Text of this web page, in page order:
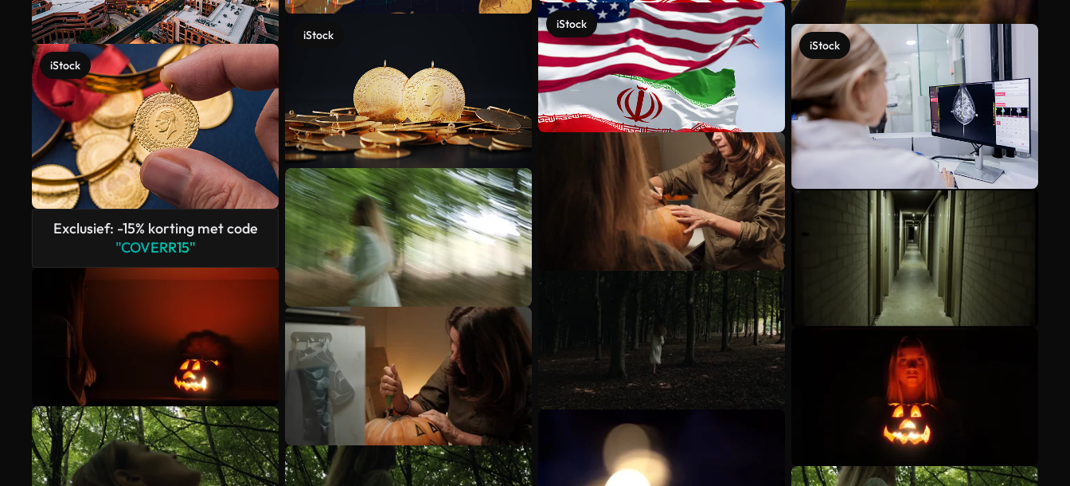
iStock
Exclusief: -15% korting met code
"COVERR15"
iStock
iStock
iStock
Meer bekijken